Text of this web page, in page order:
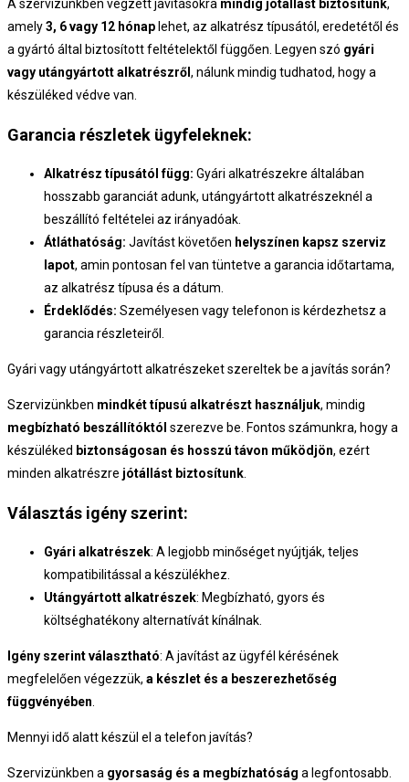
A szervizünkben végzett javításokra mindig jótállást biztosítunk,
amely3, 6 vagy 12 hónap lehet, az alkatrész típusától, eredetétől és
a gyártó által biztosított feltételektől függően. Legyen szó gyári
vagy utángyártott alkatrészről , nálunk mindig tudhatod, hogy a
készüléked védve van.
Garancia részletek ügyfeleknek:
Alkatrész típusától függ: Gyári alkatrészekre általában
hosszabb garanciát adunk, utángyártott alkatrészeknél a
beszállító feltételei az irányadóak.
Átláthatóság: Javítást követően helyszínen kapsz szerviz
lapot, amin pontosan fel van tüntetve a garancia időtartama,
az alkatrész típusa és a dátum.
Érdeklődés: Személyesen vagy telefonon is kérdezhetsz a
garancia részleteiről.
Gyári vagy utángyártott alkatrészeket szereltek be a javítás során?
Szervizünkben mindkét típusú alkatrészt használjuk, mindig
megbízható beszállítóktól szerezve be. Fontos számunkra, hogy a
készüléked biztonságosan és hosszú távon működjön, ezért
minden alkatrészre jótállást biztosítunk.
Választás igény szerint:
Gyári alkatrészek: A legjobb minőséget nyújtják, teljes
kompatibilitással a készülékhez.
Utángyártott alkatrészek: Megbízható, gyors és
költséghatékony alternatívát kínálnak.
Igény szerint választható: A javítást az ügyfél kérésének
megfelelően végezzük, a készlet és a beszerezhetőség
függvényében.
Mennyi idő alatt készül el a telefon javítás?
Szervizünkben a gyorsaság és a megbízhatóság a legfontosabb.